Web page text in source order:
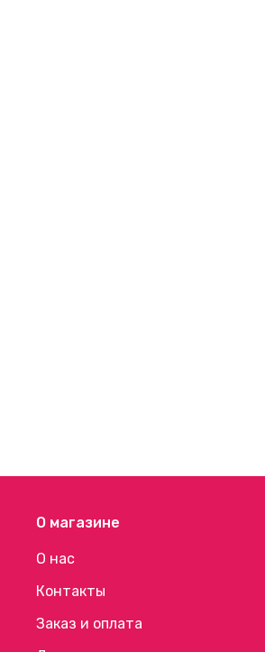
О магазине
О нас
Контакты
Заказ и оплата